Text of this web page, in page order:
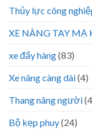
Thủy lực công
XE NÂNG TAY MẠ
xe đẩy hàng(83)
Xe nâng càng dài(4)
Thang nâng người
Bộ kẹp phuy(24)